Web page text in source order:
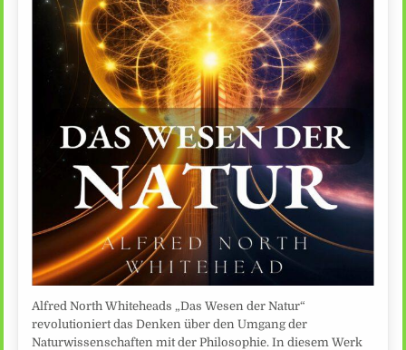
Alfred North Whiteheads „Das Wesen der Natur“
revolutioniert das Denken über den Umgang der
Naturwissenschaften mit der Philosophie. In diesem Werk